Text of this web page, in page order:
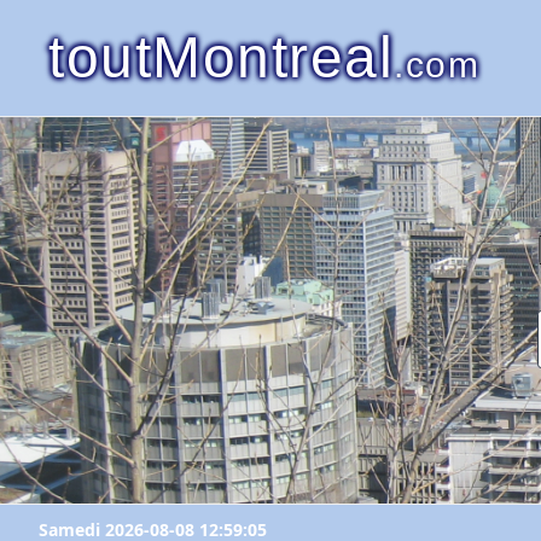
toutMontreal.com
Samedi 2026-08-08 12:59:05